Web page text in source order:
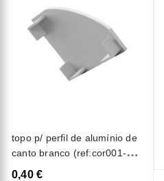
topo p/ perfil de alumínio de
canto branco (ref:cor001-w)
eplus
0,40 €